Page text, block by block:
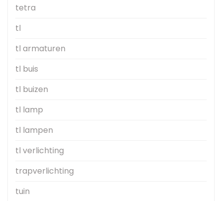
tetra
tl
tl armaturen
tl buis
tl buizen
tl lamp
tl lampen
tl verlichting
trapverlichting
tuin